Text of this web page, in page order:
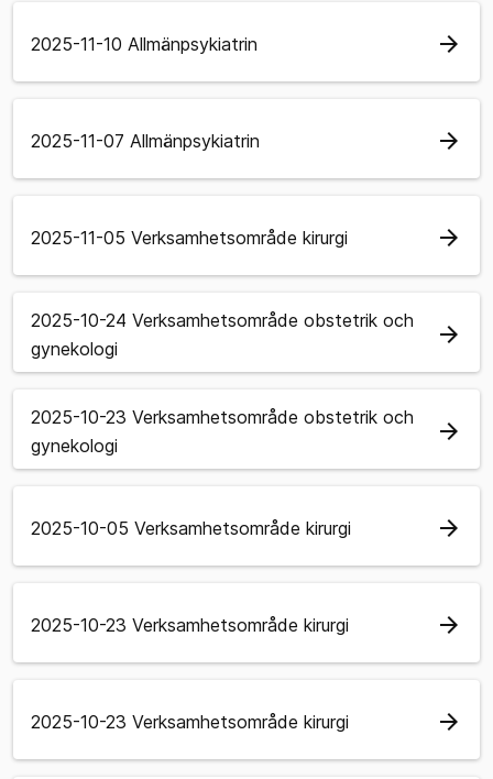
2025-11-10 Allmänpsykiatrin arrow_forward
2025-11-07 Allmänpsykiatrin arrow_forward
2025-11-05 Verksamhetsområde kirurgi arrow_forward
2025-10-24 Verksamhetsområde obstetrik och
gynekologi
arrow_forward
2025-10-23 Verksamhetsområde obstetrik och
gynekologi
arrow_forward
2025-10-05 Verksamhetsområde kirurgi arrow_forward
2025-10-23 Verksamhetsområde kirurgi arrow_forward
2025-10-23 Verksamhetsområde kirurgi arrow_forward